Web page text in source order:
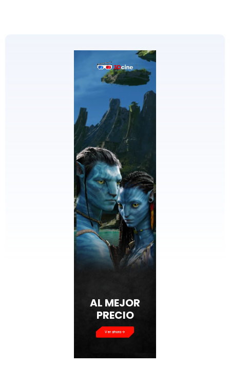
AL MEJOR
PRECIO
Ver ahora